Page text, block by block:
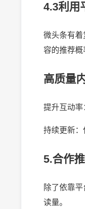
4.3利用
微头条有
容的推荐概
高质量
提升互动率
持续更新：
5.合作
除了依靠
读量。